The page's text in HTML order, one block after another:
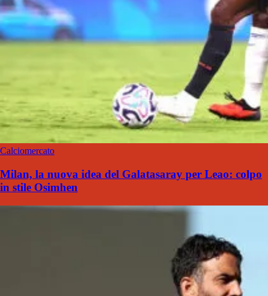
Calciomercato
Milan, la nuova idea del Galatasaray per Leao: colpo
in stile Osimhen